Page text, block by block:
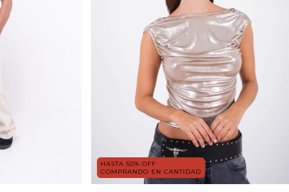
HASTA 50% OFF
COMPRANDO EN CANTIDAD